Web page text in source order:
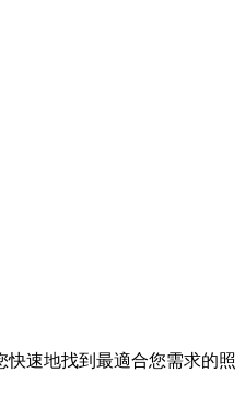
速地找到最適合您需求的照